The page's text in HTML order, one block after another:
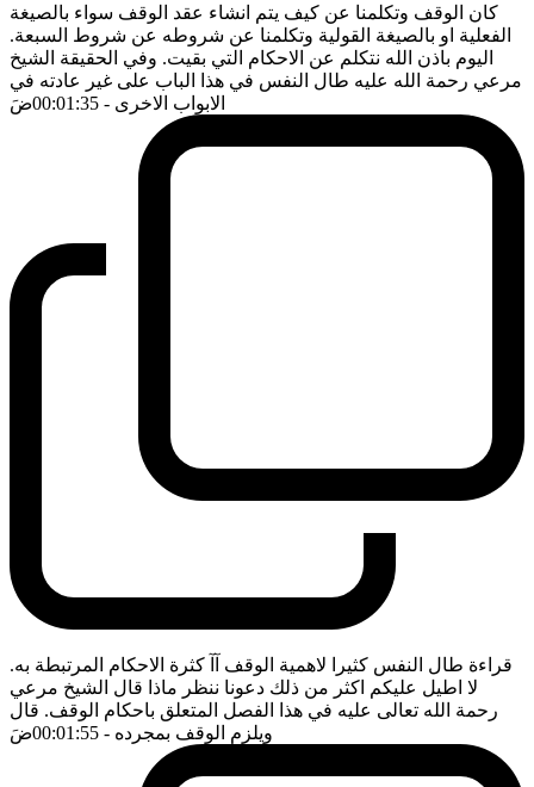
كان الوقف وتكلمنا عن كيف يتم انشاء عقد الوقف سواء بالصيغة
الفعلية او بالصيغة القولية وتكلمنا عن شروطه عن شروط السبعة.
اليوم باذن الله نتكلم عن الاحكام التي بقيت. وفي الحقيقة الشيخ
مرعي رحمة الله عليه طال النفس في هذا الباب على غير عادته في
الابواب الاخرى - 00:01:35 ضَ
قراءة طال النفس كثيرا لاهمية الوقف آآ كثرة الاحكام المرتبطة به.
لا اطيل عليكم اكثر من ذلك دعونا ننظر ماذا قال الشيخ مرعي
رحمة الله تعالى عليه في هذا الفصل المتعلق باحكام الوقف. قال
ويلزم الوقف بمجرده - 00:01:55 ضَ